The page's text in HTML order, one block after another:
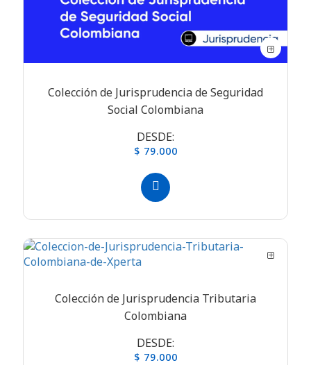
Colección de Jurisprudencia de Seguridad
Social Colombiana
DESDE:
$ 79.000
Colección de Jurisprudencia Tributaria
Colombiana
DESDE:
$ 79.000